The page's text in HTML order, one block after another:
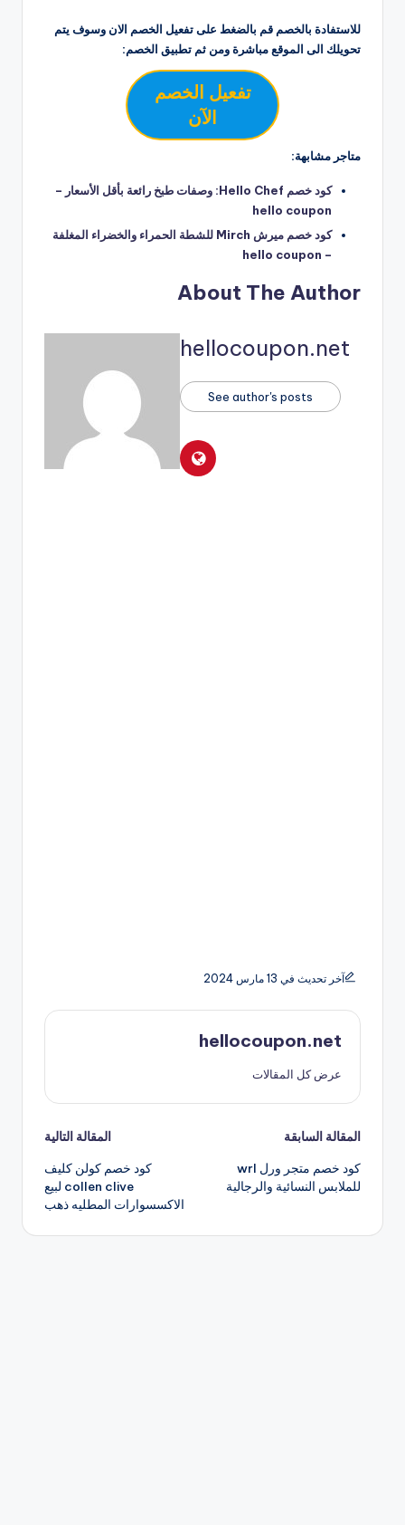
للاستفادة بالخصم قم بالضغط على تفعيل الخصم الان وسوف يتم
تحويلك الى الموقع مباشرة ومن ثم تطبيق الخصم:
تفعيل الخصم
الآن
متاجر مشابهة:
كود خصم Hello Chef: وصفات طبخ رائعة بأقل الأسعار –
hello coupon
كود خصم ميرش Mirch للشطة الحمراء والخضراء المغلفة
– hello coupon
About The Author
hellocoupon.net
See author's posts
آخر تحديث في 13 مارس 2024
hellocoupon.net
عرض كل المقالات
تصفّح
المقالات
المقالة السابقة
كود خصم متجر ورل wrl
للملابس النسائية والرجالية
المقالة التالية
كود خصم كولن كليف
collen clive لبيع
الاكسسوارات المطليه ذهب